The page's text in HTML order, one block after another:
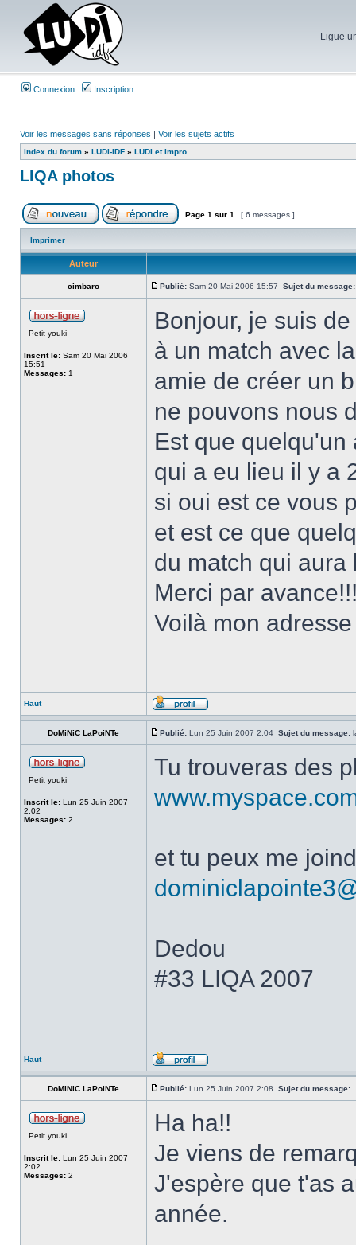
Ligue
Connexion Inscription
Voir les messages sans réponses | Voir les sujets actifs
Index du forum » LUDI-IDF » LUDI et Impro
LIQA photos
Page 1 sur 1 [ 6 messages ]
Imprimer
Auteur
cimbaro Publié: Sam 20 Mai 2006 15:57 Sujet du message:
Petit youki
Inscrit le: Sam 20 Mai 2006
15:51
Messages: 1
Bonjour, je suis
à un match avec
amie de créer un
ne pouvons nous
Est que quelqu'un
qui a eu lieu il y a
si oui est ce vous
et est ce que
du match qui aura
Merci par
Voilà mon
Haut
DoMiNiC LaPoiNTe Publié: Lun 25 Juin 2007 2:04 Sujet du message:
Petit youki
Inscrit le: Lun 25 Juin 2007
2:02
Messages: 2
Tu trouveras des
et tu peux me
Dedou
#33 LIQA 2007
Haut
DoMiNiC LaPoiNTe Publié: Lun 25 Juin 2007 2:08 Sujet du message:
Petit youki
Inscrit le: Lun 25 Juin 2007
2:02
Messages: 2
Ha ha!!
Je viens de
J'espère que t'as
année.